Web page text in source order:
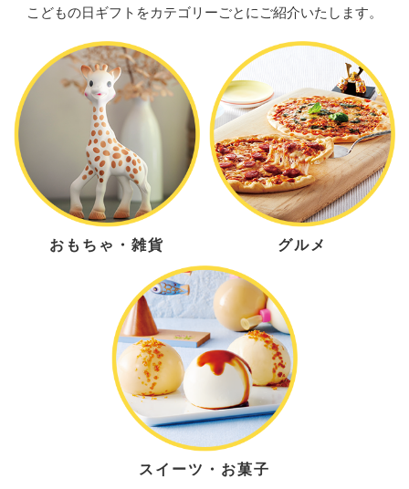
こどもの日ギフトをカテゴリーごとにご紹介いたします。
おもちゃ・雑貨 グルメ
スイーツ・お菓子